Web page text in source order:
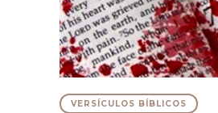
VERSÍCULOS BÍBLICOS